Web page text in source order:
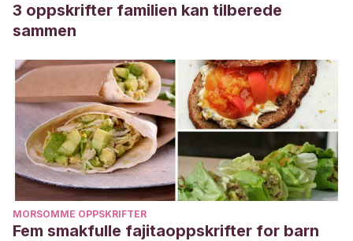
3 oppskrifter familien kan tilberede
sammen
MORSOMME OPPSKRIFTER
Fem smakfulle fajitaoppskrifter for barn